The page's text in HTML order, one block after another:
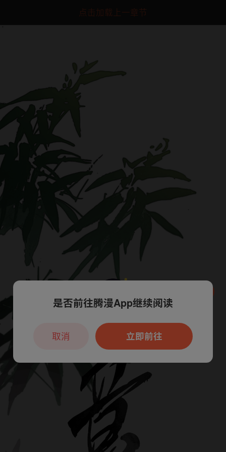
点击加载上一章节
本章节仅支持App阅读，可打开App新用
户7天免费看
是否前往腾漫App继续阅读
立即前往
取消